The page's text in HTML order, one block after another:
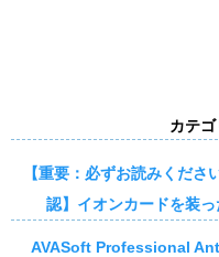
カテ
【重要：必ずお読みくだ
認】イオンカードを装
AVASoft Professional